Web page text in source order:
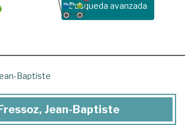
Busqueda avanzada
Baptiste
Jean-Baptiste